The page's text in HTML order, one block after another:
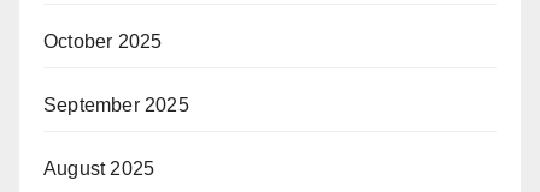
October 2025
September 2025
August 2025